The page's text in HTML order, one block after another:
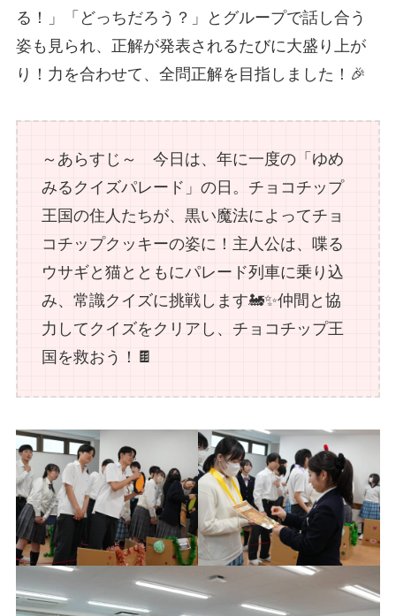
る！」「どっちだろう？」とグループで話し合う
姿も見られ、正解が発表されるたびに大盛り上が
り！力を合わせて、全問正解を目指しました！🎉
～あらすじ～ 今日は、年に一度の「ゆめ
みるクイズパレード」の日。チョコチップ
王国の住人たちが、黒い魔法によってチョ
コチップクッキーの姿に！主人公は、喋る
ウサギと猫とともにパレード列車に乗り込
み、常識クイズに挑戦します🚂✨仲間と協
力してクイズをクリアし、チョコチップ王
国を救おう！🍫